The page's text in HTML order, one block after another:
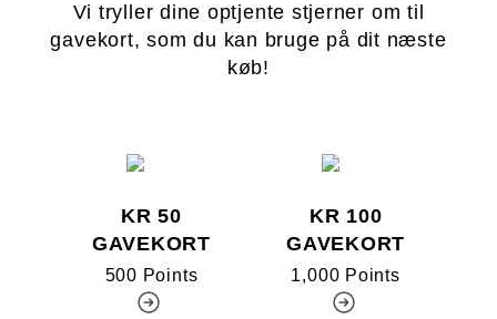
Vi tryller dine optjente stjerner om til
gavekort, som du kan bruge på dit næste
køb!
KR 50
GAVEKORT
500 Points
KR 100
GAVEKORT
1,000 Points